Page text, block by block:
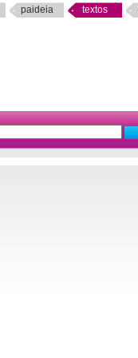
paideia textos